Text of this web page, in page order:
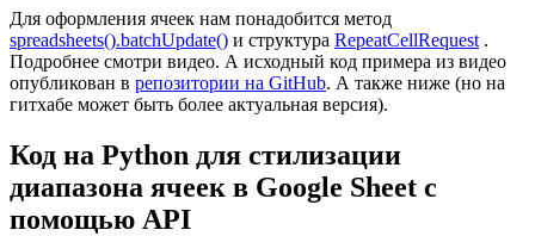
Для оформления ячеек нам понадобится метод
spreadsheets().batchUpdate() и структура RepeatCellRequest .
Подробнее смотри видео. А исходный код примера из видео
опубликован в репозитории на GitHub. А также ниже (но на
гитхабе может быть более актуальная версия).
Код на Python для стилизации
диапазона ячеек в Google Sheet с
помощью API